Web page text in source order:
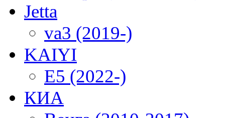
Jetta
va3 (2019-)
KAIYI
E5 (2022-)
КИА